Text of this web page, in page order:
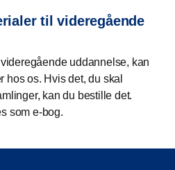
til videregående
uddannelse, kan
hos os. Hvis det, du skal
kan du bestille det.
som e-bog.